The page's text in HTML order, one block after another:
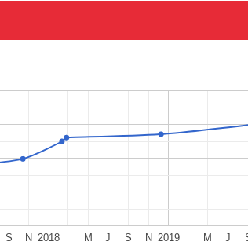
2018 2019
S N M J S N M J